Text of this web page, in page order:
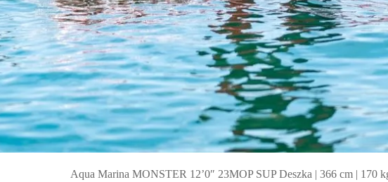
Aqua Marina MONSTER 12’0″ 23MOP SUP Deszka | 366 cm | 170